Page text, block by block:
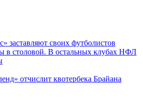
заставляют своих футболистов
в столовой. В остальных клубах НФЛ
отчислит квотербека Брайана